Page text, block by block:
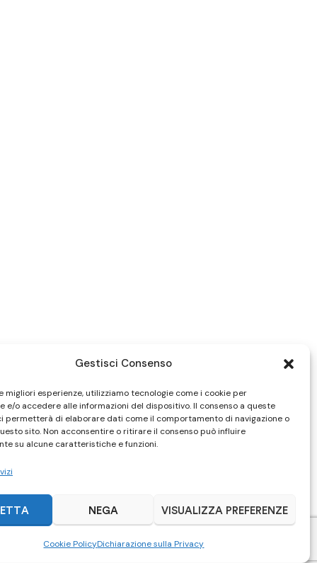
Gestisci Consenso
migliori esperienze, utilizziamo tecnologie come i cookie per
e/o accedere alle informazioni del dispositivo. Il consenso a queste
permetterà di elaborare dati come il comportamento di navigazione o
sito. Non acconsentire o ritirare il consenso può influire
su alcune caratteristiche e funzioni.
NEGA VISUALIZZA PREFERENZE
Cookie PolicyDichiarazione sulla Privacy